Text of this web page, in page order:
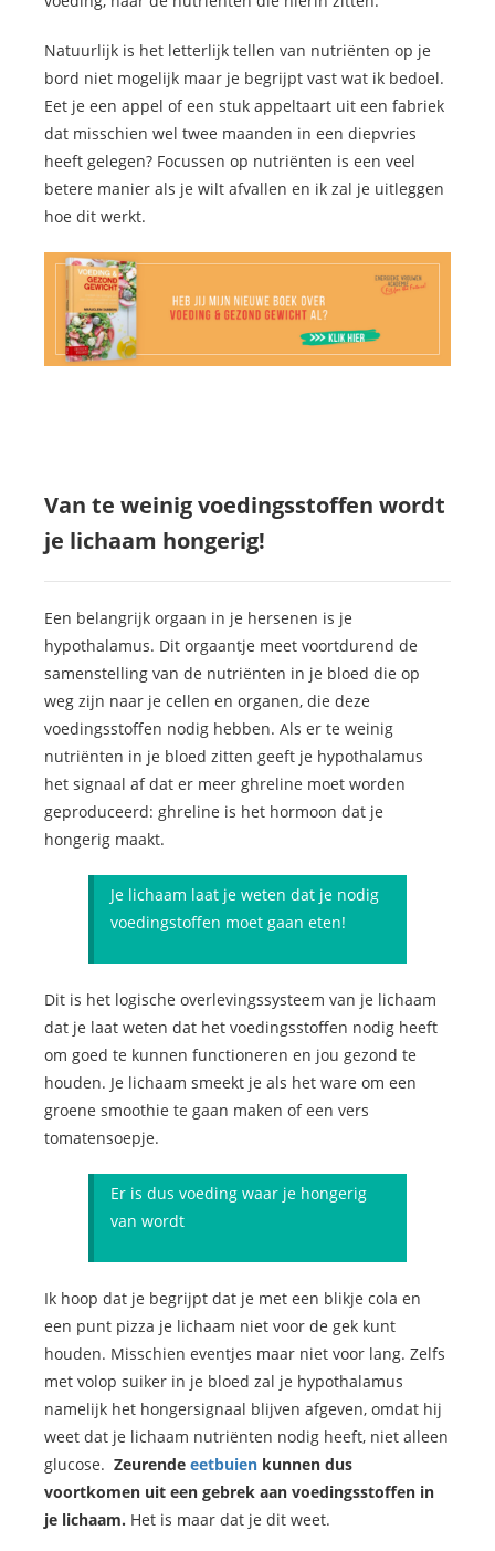
Natuurlijk is het letterlijk tellen van nutriënten op je
bord niet mogelijk maar je begrijpt vast wat ik bedoel.
Eet je een appel of een stuk appeltaart uit een fabriek
dat misschien wel twee maanden in een diepvries
heeft gelegen? Focussen op nutriënten is een veel
betere manier als je wilt afvallen en ik zal je uitleggen
hoe dit werkt.
Van te weinig voedingsstoffen wordt
je lichaam hongerig!
Een belangrijk orgaan in je hersenen is je
hypothalamus. Dit orgaantje meet voortdurend de
samenstelling van de nutriënten in je bloed die op
weg zijn naar je cellen en organen, die deze
voedingsstoffen nodig hebben. Als er te weinig
nutriënten in je bloed zitten geeft je hypothalamus
het signaal af dat er meer ghreline moet worden
geproduceerd: ghreline is het hormoon dat je
hongerig maakt.
Je lichaam laat je weten dat je nodig
voedingstoffen moet gaan eten!
Dit is het logische overlevingssysteem van je lichaam
dat je laat weten dat het voedingsstoffen nodig heeft
om goed te kunnen functioneren en jou gezond te
houden. Je lichaam smeekt je als het ware om een
groene smoothie te gaan maken of een vers
tomatensoepje.
Er is dus voeding waar je hongerig
van wordt
Ik hoop dat je begrijpt dat je met een blikje cola en
een punt pizza je lichaam niet voor de gek kunt
houden. Misschien eventjes maar niet voor lang. Zelfs
met volop suiker in je bloed zal je hypothalamus
namelijk het hongersignaal blijven afgeven, omdat hij
weet dat je lichaam nutriënten nodig heeft, niet alleen
glucose. Zeurende eetbuien kunnen dus
voortkomen uit een gebrek aan voedingsstoffen in
je lichaam. Het is maar dat je dit weet.